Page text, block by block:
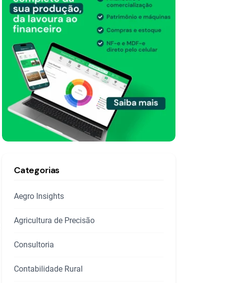
Categorias
Aegro Insights
Agricultura de Precisão
Consultoria
Contabilidade Rural